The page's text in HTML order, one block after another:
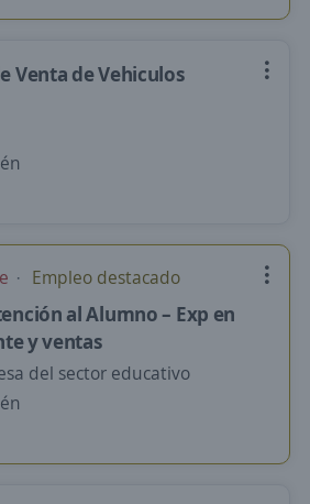
Venta de Vehiculos
Empleo destacado
al Alumno – Exp en
y ventas
del sector educativo